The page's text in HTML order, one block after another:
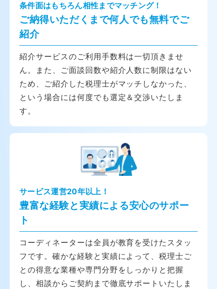
条件面はもちろん相性までマッチング！
ご納得いただくまで何人でも無料でご
紹介
紹介サービスのご利用手数料は一切頂きませ
ん。また、ご面談回数や紹介人数に制限はない
ため、ご紹介した税理士がマッチしなかった、
という場合には何度でも選定＆交渉いたしま
す。
サービス運営20年以上！
豊富な経験と実績による安心のサポー
ト
コーディネーターは全員が教育を受けたスタッ
フです。確かな経験と実績によって、税理士ご
との得意な業種や専門分野をしっかりと把握
し、相談からご契約まで徹底サポートいたしま